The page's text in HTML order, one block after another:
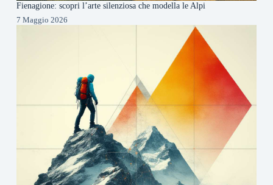
Fienagione: scopri l’arte silenziosa che modella le Alpi
7 Maggio 2026